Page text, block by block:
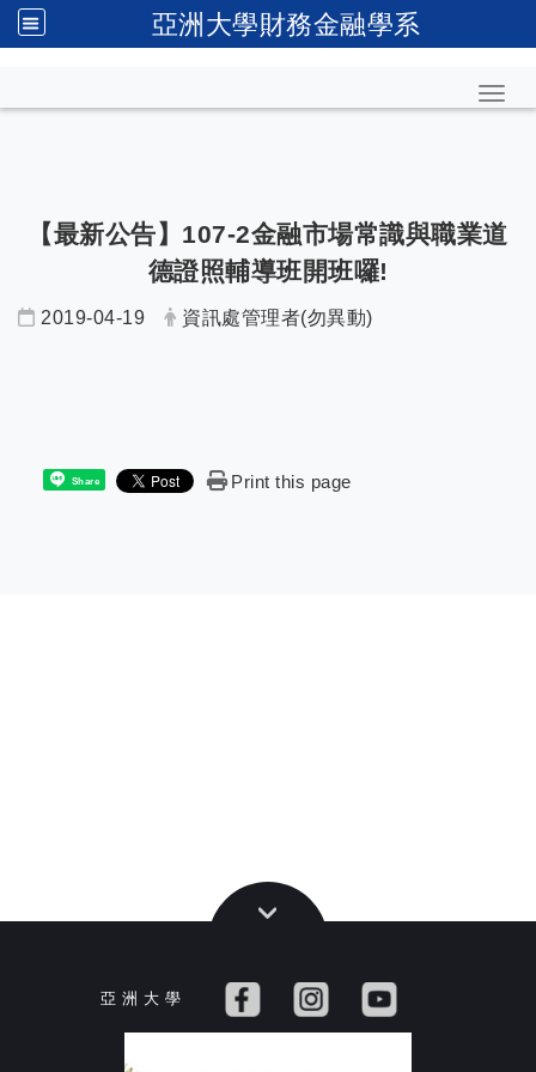
亞洲大學財務金融學系
【最新公告】107-2金融市場常識與職業道
德證照輔導班開班囉!
2019-04-19 資訊處管理者(勿異動)
Share Print this page
亞 洲 大 學